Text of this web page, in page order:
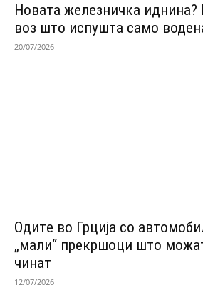
Новата железничка иднина?
воз што испушта само
20/07/2026
Одитe во Грција со
„мали“ прекршоци што
чинат
12/07/2026